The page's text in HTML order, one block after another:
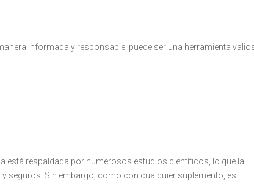
informada y responsable, puede ser una herramienta
está respaldada por numerosos estudios científicos, lo que la
seguros. Sin embargo, como con cualquier suplemento, es